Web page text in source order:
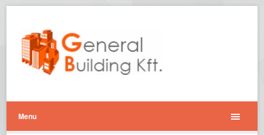
Menu